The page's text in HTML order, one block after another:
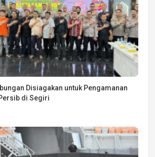
Disiagakan untuk Pengamanan
di Segiri